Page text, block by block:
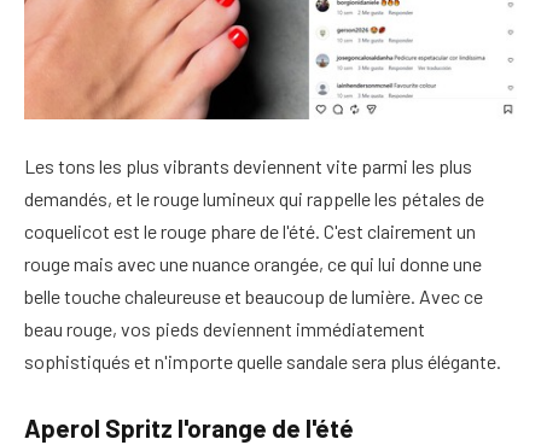
Les tons les plus vibrants deviennent vite parmi les plus
demandés, et le rouge lumineux qui rappelle les pétales de
coquelicot est le rouge phare de l'été. C'est clairement un
rouge mais avec une nuance orangée, ce qui lui donne une
belle touche chaleureuse et beaucoup de lumière. Avec ce
beau rouge, vos pieds deviennent immédiatement
sophistiqués et n'importe quelle sandale sera plus élégante.
Aperol Spritz l'orange de l'été